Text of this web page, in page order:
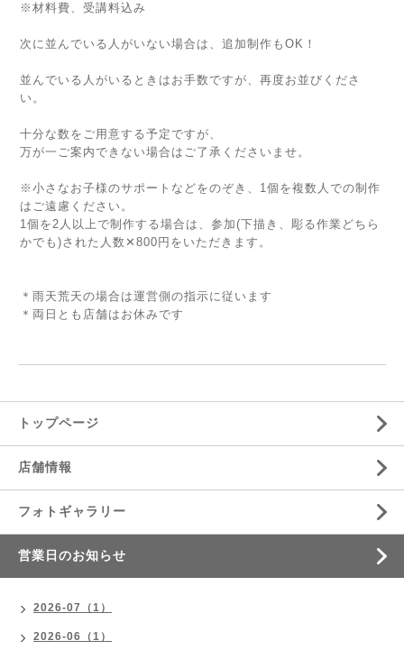
※材料費、受講料込み
次に並んでいる人がいない場合は、追加制作もOK！
並んでいる人がいるときはお手数ですが、再度お並びくださ
い。
十分な数をご用意する予定ですが、
万が一ご案内できない場合はご了承くださいませ。
※小さなお子様のサポートなどをのぞき、1個を複数人での制作
はご遠慮ください。
1個を2人以上で制作する場合は、参加(下描き、彫る作業どちら
かでも)された人数✕800円をいただきます。
＊雨天荒天の場合は運営側の指示に従います
＊両日とも店舗はお休みです
トップページ
店舗情報
フォトギャラリー
営業日のお知らせ
2026-07（1）
2026-06（1）